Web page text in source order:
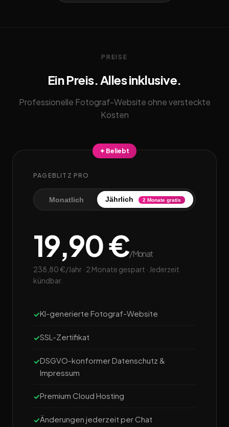
PREISE
Ein Preis. Alles inklusive.
Professionelle Fotograf-Website ohne versteckte
Kosten
✦ Beliebt
PAGEBLITZ PRO
Monatlich Jährlich 2 Monate gratis
19,90 €/Monat
238,80 €/Jahr · 2 Monate gespart · Jederzeit
kündbar.
KI-generierte Fotograf-Website
SSL-Zertifikat
DSGVO-konformer Datenschutz &
Impressum
Premium Cloud Hosting
Änderungen jederzeit per Chat